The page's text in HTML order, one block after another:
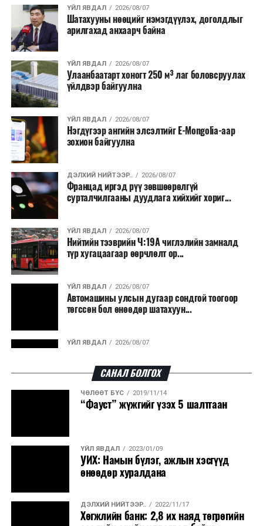
хэлбэрээр хэрэгжүүлэхээр тусгажээ.
Лаг хатаах, шатаах технологи нь бохир ус цэвэрлэх
байгууламжаас гардаг лагийг байгаль орчинд аюулгүй
аргаар боловсруулж, эзлэхүүнийг эрс бууруулах
зориулалттай. Лагийг өндөр температурт шатааснаар
эзлэхүүн нь 90 хүртэл хувиар буурч, бактери, вирус
болон бусад өвчин үүсгэгч бичил биетнийг устгах
боломжтой.
Түүнчлэн шаталтын явцад үүсэх дулааныг цахилгаан
болон дулааны эрчим хүч үйлдвэрлэхэд ашиглаж
болдог. Зарим технологийн хувьд шаталтын дараа
үлдэх үнснээс фосфор зэрэг ашигт эрдсийг сэргээн
авах боломжтой аж.
Япон, Герман, Швейцар, Нидерланд, Өмнөд Солонгос
зэрэг улс лаг хатаах, шатаах технологийг ашиглаж
байна. Тухайлбал, Германд лаг шатаах үйлдвэрээс
гарсан үнснээс фосфор сэргээн авах технологи
ашигладаг бол Нидерландад төвлөрсөн лаг
боловсруулах үйлдвэрүүдээр дулаан, цахилгаан
эрчим хүч үйлдвэрлэдэг.
Ийнхүү лаг хатаах, шатаах технологийг лагийн
эзлэхүүнийг бууруулахын зэрэгцээ эрчим хүч
үйлдвэрлэх, нөөцийг дахин ашиглах чиглэлээр олон
улсад өргөн ашиглаж байна.
ҮЙЛ ЯВДАЛ 2026/08/07
Шатахууны нөөцийг нэмэгдүүлэх, доголдлыг
арилгахад анхаарч байна
ҮЙЛ ЯВДАЛ 2026/08/07
Улаанбаатарт хоногт 250 м³ лаг боловсруулах
үйлдвэр байгуулна
ҮЙЛ ЯВДАЛ 2026/08/07
Нэгдүгээр ангийн элсэлтийг E-Mongolia-аар
зохион байгуулна
ДЭЛХИЙ НИЙТЭЭР.. 2026/08/07
Францад иргэд рүү зөвшөөрөлгүй
сурталчилгааны дуудлага хийхийг хориг...
ҮЙЛ ЯВДАЛ 2026/08/07
Нийтийн тээврийн Ч:19А чиглэлийн замналд
түр хугацаагаар өөрчлөлт ор...
ҮЙЛ ЯВДАЛ 2026/08/07
Автомашины улсын дугаар сондгой тоогоор
төгссөн бол өнөөдөр шатахуун...
ҮЙЛ ЯВДАЛ 2026/08/07
ДЭЛХИЙ НИЙТЭЭР.. 2026/08/06
“Уралдронзавод” компанийн ерөнхий
ҮЙЛ ЯВДАЛ 2026/08/06
Сүхбаатар боомтоор тав хоногт 10 мянга гаруй
тонн АИ-92 автобензин и...
ДЭЛХИЙ НИЙТЭЭР.. 2026/08/06
Вашингтон мужийн ой хээрийн түймрийг
САНАЛ БОЛГОХ
ЧӨЛӨӨТ БҮС 2019/11/14
“Фауст” жүжгийг үзэх 5 шалтгаан
ҮЙЛ ЯВДАЛ 2023/01/09
УИХ: Намын бүлэг, ажлын хэсгүүд
өнөөдөр хуралдана
ДЭЛХИЙ НИЙТЭЭР.. 2022/11/17
Хөгжлийн банк: 2,8 их наяд төгрөгийн